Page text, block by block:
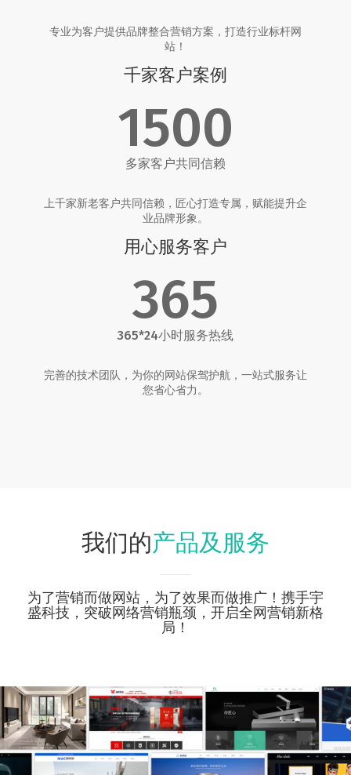
专业为客户提供品牌整合营销方案，打造行业标杆网
站！
千家客户案例
1500
多家客户共同信赖
上千家新老客户共同信赖，匠心打造专属，赋能提升企
业品牌形象。
用心服务客户
365
365*24小时服务热线
完善的技术团队，为你的网站保驾护航，一站式服务让
您省心省力。
我们的产品及服务
为了营销而做网站，为了效果而做推广！携手宇
盛科技，突破网络营销瓶颈，开启全网营销新格
局！